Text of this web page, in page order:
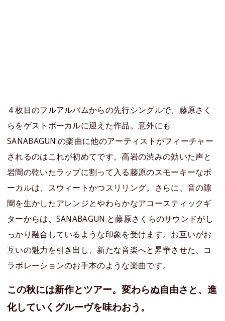
４枚目のフルアルバムからの先行シングルで、藤原さく
らをゲストボーカルに迎えた作品。意外にも
SANABAGUN.の楽曲に他のアーティストがフィーチャー
されるのはこれが初めてです。高岩の渋みの効いた声と
岩間の乾いたラップに割って入る藤原のスモーキーなボ
ーカルは、スウィートかつスリリング。さらに、音の隙
間を生かしたアレンジとやわらかなアコースティックギ
ターからは、SANABAGUN.と藤原さくらのサウンドがし
っかり融合しているような印象を受けます。お互いがお
互いの魅力を引き出し、新たな音楽へと昇華させた、コ
ラボレーションのお手本のような楽曲です。
この秋には新作とツアー。変わらぬ自由さと、進
化していくグルーヴを味わおう。